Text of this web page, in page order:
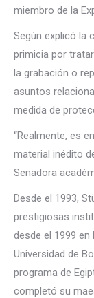
miembro de la
Según explicó la
primicia por
la grabación o
asuntos
medida de
“Realmente, es
material inédito
Senadora
Desde el 1993,
prestigiosas
desde el 1999
Universidad de
programa de
completó su